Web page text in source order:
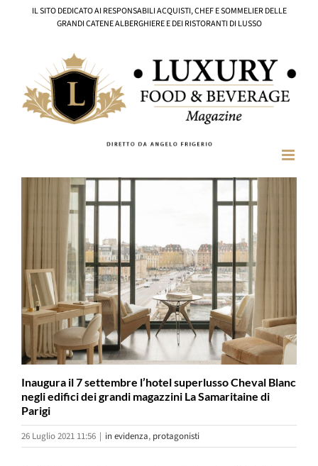
IL SITO DEDICATO AI RESPONSABILI ACQUISTI, CHEF E SOMMELIER DELLE
GRANDI CATENE ALBERGHIERE E DEI RISTORANTI DI LUSSO
Ingrandisci
Inaugura il 7 settembre l’hotel superlusso Cheval Blanc
negli edifici dei grandi magazzini La Samaritaine di
Parigi
26 Luglio 2021 11:56 | in evidenza, protagonisti